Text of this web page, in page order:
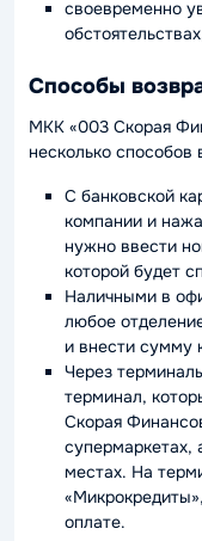
своевременно
Способы
МКК «003 Скорая
несколько способов
С банковской
компании и
нужно ввести
которой будет
Наличными в
любое
и внести сумму
Через
терминал,
Скорая
супермаркетах,
местах. На
оплате.